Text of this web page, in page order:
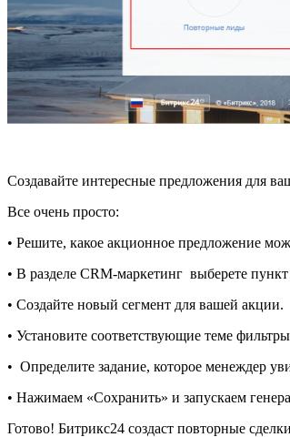
Создавайте интересные предложения для
Все очень просто:
• Решите, какое акционное предложение
• В разделе CRM-маркетинг выберете
• Создайте новый сегмент для вашей акции.
• Установите соответствующие теме
• Определите задание, которое менеждер
• Нажимаем «Сохранить» и запускаем
Готово! Битрикс24 создаст повторные